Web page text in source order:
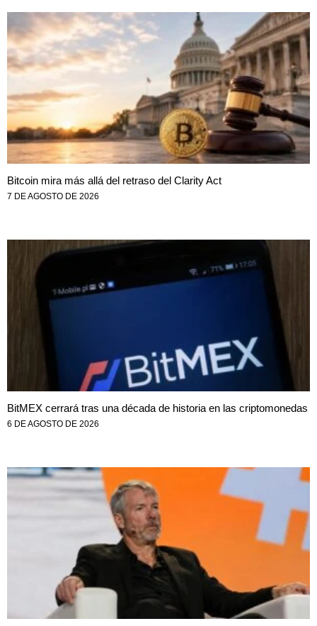
Bitcoin mira más allá del retraso del Clarity Act
7 DE AGOSTO DE 2026
BitMEX cerrará tras una década de historia en las criptomonedas
6 DE AGOSTO DE 2026